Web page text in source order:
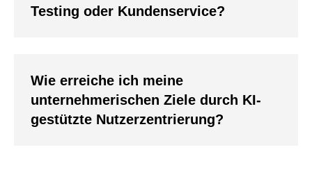
Testing oder Kundenservice?
Wie erreiche ich meine
unternehmerischen Ziele durch KI-
gestützte Nutzerzentrierung?